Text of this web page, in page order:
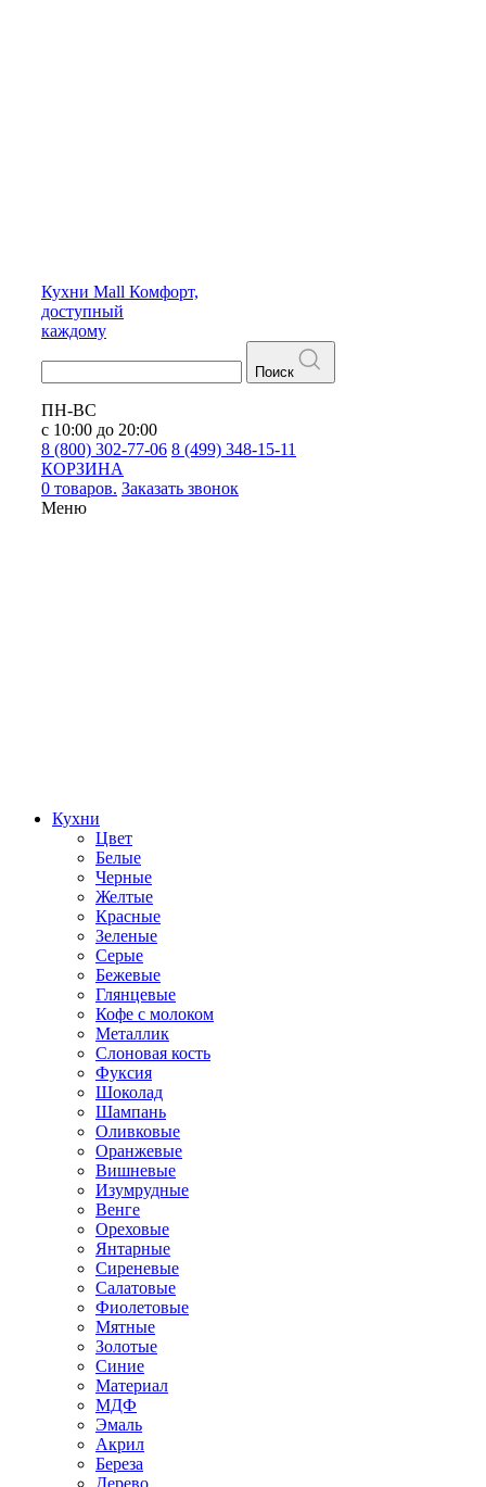
Кухни Mall Комфорт,
доступный
каждому
Поиск
ПН-ВС
с 10:00 до 20:00
8 (800) 302-77-06 8 (499) 348-15-11
КОРЗИНА
0 товаров. Заказать звонок
Меню
Кухни
Цвет
Белые
Черные
Желтые
Красные
Зеленые
Серые
Бежевые
Глянцевые
Кофе с молоком
Металлик
Слоновая кость
Фуксия
Шоколад
Шампань
Оливковые
Оранжевые
Вишневые
Изумрудные
Венге
Ореховые
Янтарные
Сиреневые
Салатовые
Фиолетовые
Мятные
Золотые
Синие
Материал
МДФ
Эмаль
Акрил
Береза
Дерево